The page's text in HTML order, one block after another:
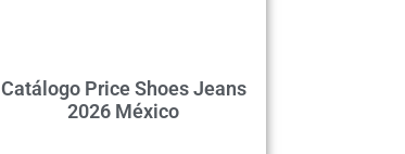
Catálogo Price Shoes Jeans
2026 México